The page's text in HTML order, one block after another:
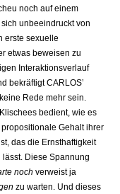
noch auf einem
unbeeindruckt von
erste sexuelle
etwas beweisen zu
Interaktionsverlauf
be­kräftigt CARLOS’
Rede mehr sein.
bedient, wie es
Gehalt ihrer
das die Ernsthaftigkeit
Diese Spannung
nochverweist ja
zu warten. Und dieses